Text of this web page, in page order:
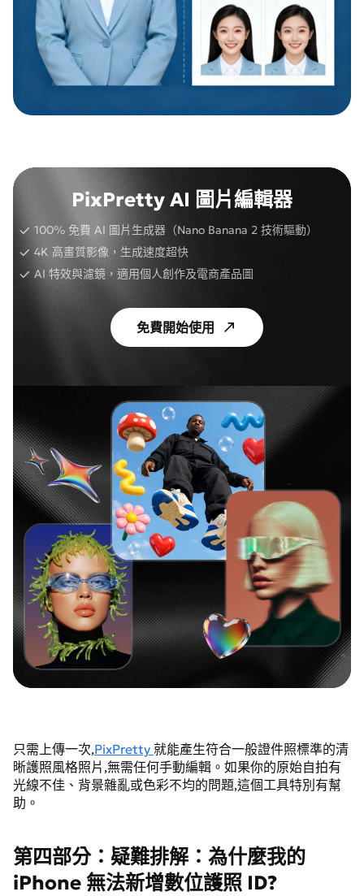
PixPretty AI 圖片編輯器
100% 免費 AI 圖片生成器（Nano Banana 2 技術驅動）
4K 高畫質影像，生成速度超快
AI 特效與濾鏡，適用個人創作及電商產品圖
免費開始使用
只需上傳一次,PixPretty 就能產生符合一般證件照標準的清
晰護照風格照片,無需任何手動編輯。如果你的原始自拍有
光線不佳、背景雜亂或色彩不均的問題,這個工具特別有幫
助。
第四部分：疑難排解：為什麼我的
iPhone 無法新增數位護照 ID?